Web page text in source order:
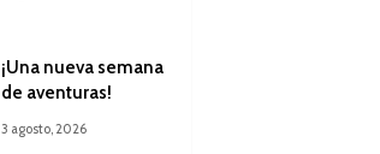
¡Una nueva semana
de aventuras!
3 agosto, 2026